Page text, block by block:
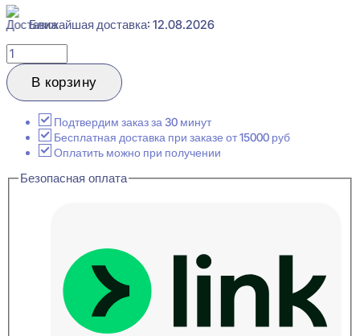
Ближайшая доставка: 12.08.2026
Количество
товара
Evroplast
6.50.804
потолочный
Перфом
86x140x2000
В корзину
Подтвердим заказ за 30 минут
Бесплатная доставка при заказе от 15000 руб
Оплатить можно при получении
Безопасная оплата